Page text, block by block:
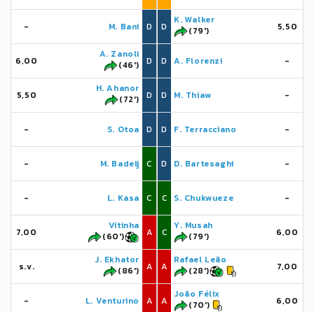
- M. Bani D
6,00
A. Zanoli
(46')
D
5,50
H. Ahanor
(72')
D
- S. Otoa D
- M. Badelj C
- L. Kasa C
7,00
Vitinha
(60')
A
s.v.
J. Ekhator
(86')
A
- L. Venturino A
D
K. Walker
(79')
5,50
D A. Florenzi -
D M. Thiaw -
D F. Terracciano -
D D. Bartesaghi -
C S. Chukwueze -
C
Y. Musah
(79')
6,00
A
Rafael Leão
(28')
7,00
A
João Félix
(70')
6,00